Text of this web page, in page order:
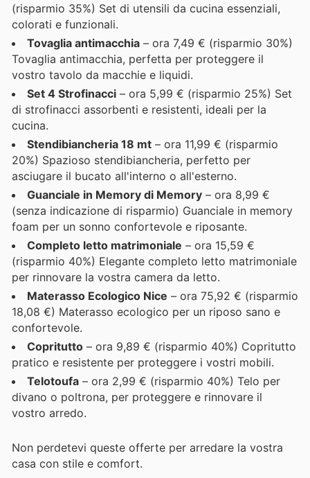
(risparmio 35%) Set di utensili da cucina essenziali,
colorati e funzionali.
Tovaglia antimacchia – ora 7,49 € (risparmio 30%)
Tovaglia antimacchia, perfetta per proteggere il
vostro tavolo da macchie e liquidi.
Set 4 Strofinacci – ora 5,99 € (risparmio 25%) Set
di strofinacci assorbenti e resistenti, ideali per la
cucina.
Stendibiancheria 18 mt – ora 11,99 € (risparmio
20%) Spazioso stendibiancheria, perfetto per
asciugare il bucato all'interno o all'esterno.
Guanciale in Memory di Memory – ora 8,99 €
(senza indicazione di risparmio) Guanciale in memory
foam per un sonno confortevole e riposante.
Completo letto matrimoniale – ora 15,59 €
(risparmio 40%) Elegante completo letto matrimoniale
per rinnovare la vostra camera da letto.
Materasso Ecologico Nice – ora 75,92 € (risparmio
18,08 €) Materasso ecologico per un riposo sano e
confortevole.
Copritutto – ora 9,89 € (risparmio 40%) Copritutto
pratico e resistente per proteggere i vostri mobili.
Telotoufa – ora 2,99 € (risparmio 40%) Telo per
divano o poltrona, per proteggere e rinnovare il
vostro arredo.
Non perdetevi queste offerte per arredare la vostra
casa con stile e comfort.